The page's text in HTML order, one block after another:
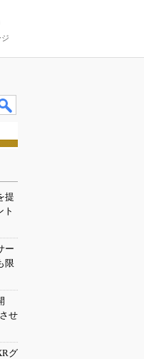
提
ト
ー
限
せ
グ